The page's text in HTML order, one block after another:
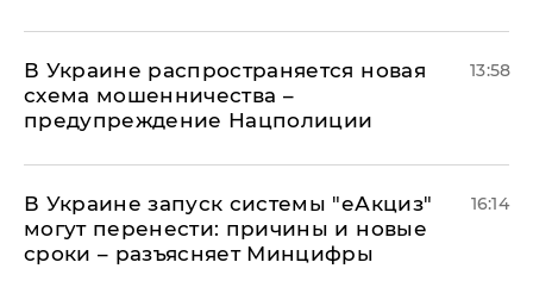
В Украине распространяется новая
схема мошенничества –
предупреждение Нацполиции
13:58
В Украине запуск системы "еАкциз"
могут перенести: причины и новые
сроки – разъясняет Минцифры
16:14